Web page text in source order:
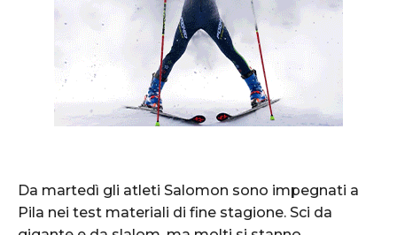
Da martedì gli atleti Salomon sono impegnati a
Pila nei test materiali di fine stagione. Sci da